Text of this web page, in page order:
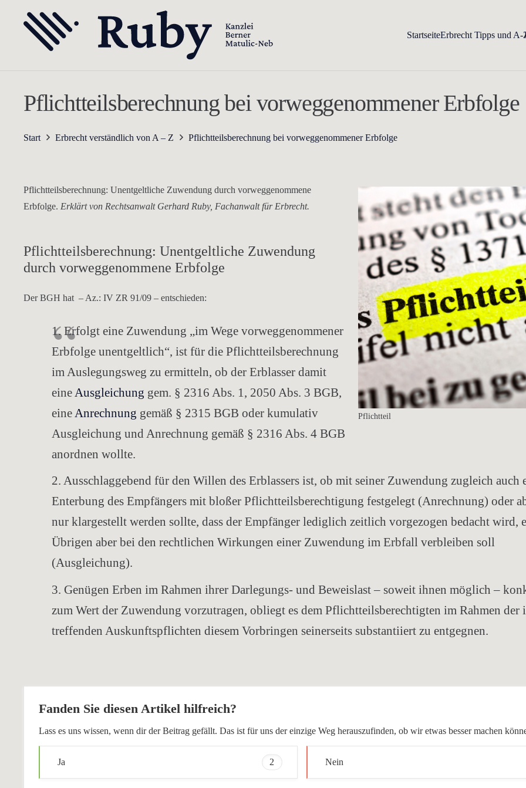
StartseiteErbrecht Tipps und A-
Pflichtteilsberechnung bei vorweggenommener Erbfolge
Start Erbrecht verständlich von A – Z Pflichtteilsberechnung bei vorweggenommener Erbfolge
Pflichtteil
Pflichtteilsberechnung: Unentgeltliche Zuwendung durch vorweggenommene
Erbfolge. Erklärt von Rechtsanwalt Gerhard Ruby, Fachanwalt für Erbrecht.
Pflichtteilsberechnung: Unentgeltliche Zuwendung
durch vorweggenommene Erbfolge
Der BGH hat – Az.: IV ZR 91/09 – entschieden:
1. Erfolgt eine Zuwendung „im Wege vorweggenommener
Erbfolge unentgeltlich“, ist für die Pflichtteilsberechnung
im Auslegungsweg zu ermitteln, ob der Erblasser damit
eine Ausgleichung gem. § 2316 Abs. 1, 2050 Abs. 3 BGB,
eine Anrechnung gemäß § 2315 BGB oder kumulativ
Ausgleichung und Anrechnung gemäß § 2316 Abs. 4 BGB
anordnen wollte.
2. Ausschlaggebend für den Willen des Erblassers ist, ob mit seiner Zuwendung zugleich auch
Enterbung des Empfängers mit bloßer Pflichtteilsberechtigung festgelegt (Anrechnung) oder
nur klargestellt werden sollte, dass der Empfänger lediglich zeitlich vorgezogen bedacht wird,
Übrigen aber bei den rechtlichen Wirkungen einer Zuwendung im Erbfall verbleiben soll
(Ausgleichung).
3. Genügen Erben im Rahmen ihrer Darlegungs- und Beweislast – soweit ihnen möglich –
zum Wert der Zuwendung vorzutragen, obliegt es dem Pflichtteilsberechtigten im Rahmen der
treffenden Auskunftspflichten diesem Vorbringen seinerseits substantiiert zu entgegnen.
Fanden Sie diesen Artikel hilfreich?
Lass es uns wissen, wenn dir der Beitrag gefällt. Das ist für uns der einzige Weg herauszufinden, ob wir etwas besser machen
Ja 2 Nein